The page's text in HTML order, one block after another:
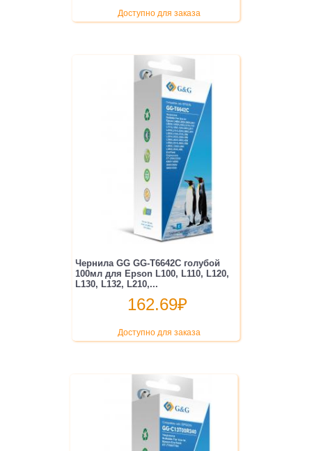
Доступно для заказа
Чернила GG GG-T6642C голубой
100мл для Epson L100, L110, L120,
L130, L132, L210,...
162.69₽
Доступно для заказа